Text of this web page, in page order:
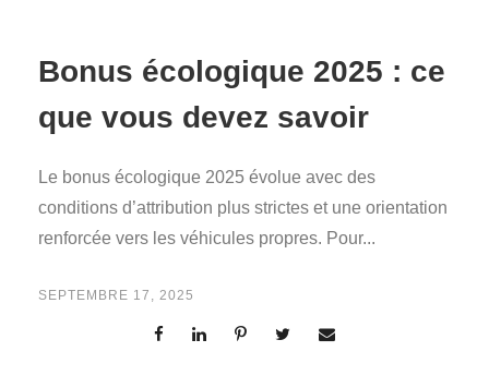
Bonus écologique 2025 : ce
que vous devez savoir
Le bonus écologique 2025 évolue avec des
conditions d’attribution plus strictes et une orientation
renforcée vers les véhicules propres. Pour...
SEPTEMBRE 17, 2025